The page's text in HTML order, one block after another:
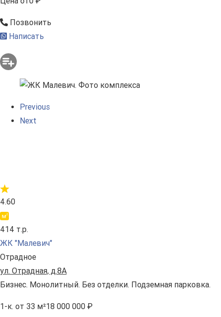
Позвонить
Написать
Previous
Next
4.60
414 т.р.
ЖК "Малевич"
Отрадное
ул. Отрадная, д.8А
Бизнес. Монолитный. Без отделки. Подземная парковка.
1-к. от 33 м²18 000 000 ₽